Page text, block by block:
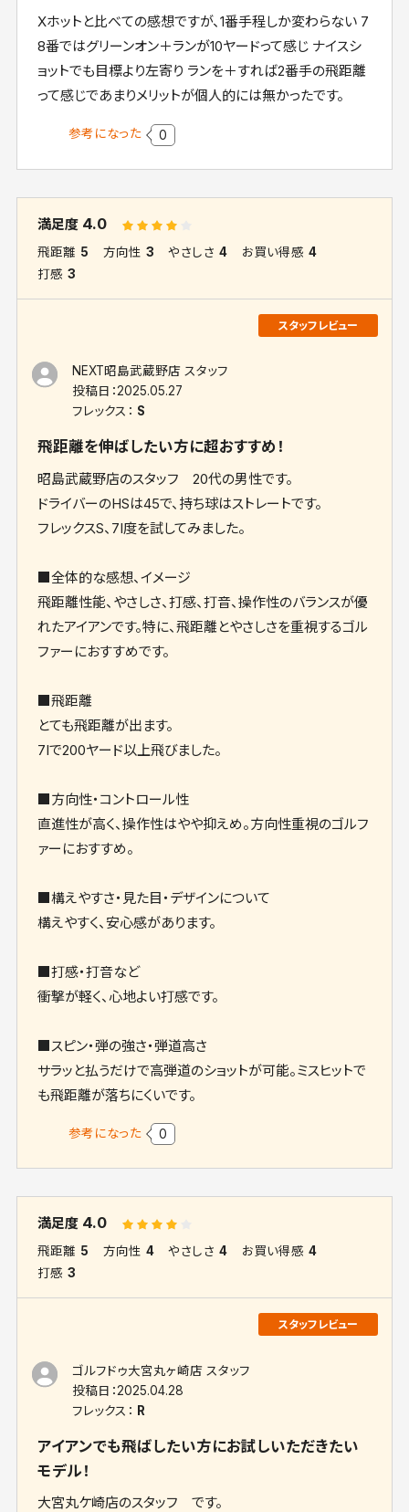
Xホットと比べての感想ですが、1番手程しか変わらない 7
8番ではグリーンオン＋ランが10ヤードって感じ ナイスシ
ョットでも目標より左寄り ランを＋すれば2番手の飛距離
って感じであまりメリットが個人的には無かったです。
参考になった 0
満足度 4.0
飛距離 5 方向性 3 やさしさ 4 お買い得感 4
打感 3
NEXT昭島武蔵野店 スタッフ
投稿日：2025.05.27
フレックス： S
飛距離を伸ばしたい方に超おすすめ！
昭島武蔵野店のスタッフ 20代の男性です。
ドライバーのHSは45で、持ち球はストレートです。
フレックスS、7I度を試してみました。
■全体的な感想、イメージ
飛距離性能、やさしさ、打感、打音、操作性のバランスが優
れたアイアンです。特に、飛距離とやさしさを重視するゴル
ファーにおすすめです。
■飛距離
とても飛距離が出ます。
7Iで200ヤード以上飛びました。
■方向性・コントロール性
直進性が高く、操作性はやや抑えめ。方向性重視のゴルフ
ァーにおすすめ。
■構えやすさ・見た目・デザインについて
構えやすく、安心感があります。
■打感・打音など
衝撃が軽く、心地よい打感です。
■スピン・弾の強さ・弾道高さ
サラッと払うだけで高弾道のショットが可能。ミスヒットで
も飛距離が落ちにくいです。
参考になった 0
満足度 4.0
飛距離 5 方向性 4 やさしさ 4 お買い得感 4
打感 3
ゴルフドゥ大宮丸ヶ崎店 スタッフ
投稿日：2025.04.28
フレックス： R
アイアンでも飛ばしたい方にお試しいただきたい
モデル！
大宮丸ケ崎店のスタッフ です。